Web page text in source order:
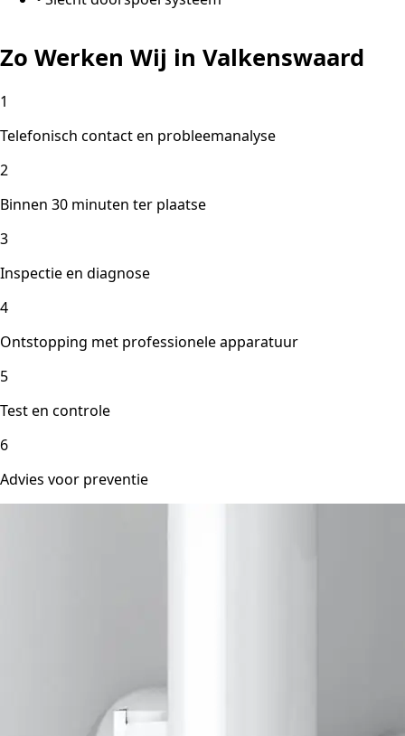
Zo Werken Wij in Valkenswaard
1
Telefonisch contact en probleemanalyse
2
Binnen 30 minuten ter plaatse
3
Inspectie en diagnose
4
Ontstopping met professionele apparatuur
5
Test en controle
6
Advies voor preventie